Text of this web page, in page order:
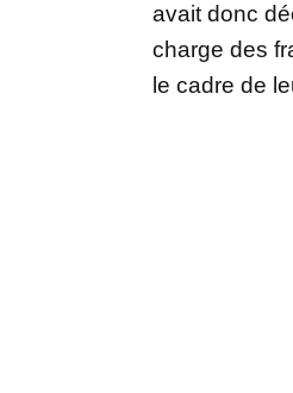
avait donc
charge des
le cadre de